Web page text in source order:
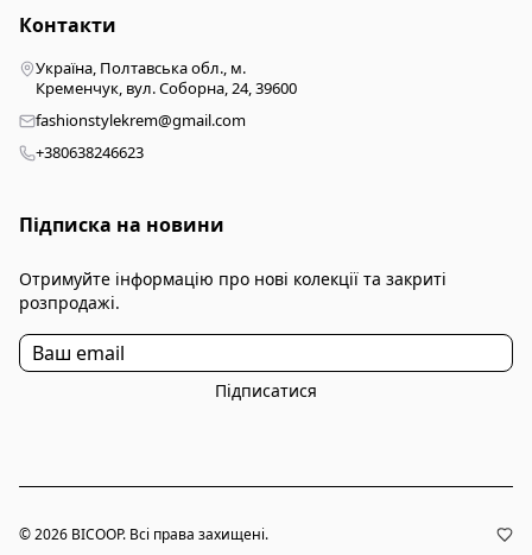
Контакти
Україна, Полтавська обл., м.
Кременчук, вул. Соборна, 24, 39600
fashionstylekrem@gmail.com
+380638246623
Підписка на новини
Отримуйте інформацію про нові колекції та закриті
розпродажі.
Підписатися
© 2026 BICOOP. Всі права захищені.